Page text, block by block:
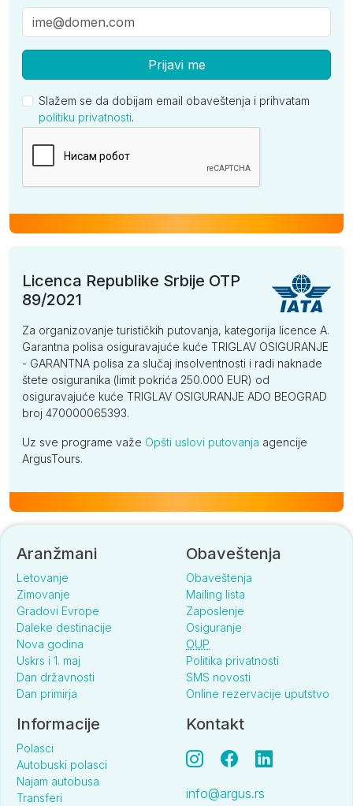
Prijavi me
Slažem se da dobijam email obaveštenja i prihvatam
politiku privatnosti.
Licenca Republike Srbije OTP
89/2021
Za organizovanje turističkih putovanja, kategorija licence A.
Garantna polisa osiguravajuće kuće TRIGLAV OSIGURANJE
- GARANTNA polisa za slučaj insolventnosti i radi naknade
štete osiguranika (limit pokrića 250.000 EUR) od
osiguravajuće kuće TRIGLAV OSIGURANJE ADO BEOGRAD
broj 470000065393.
Uz sve programe važe Opšti uslovi putovanja agencije
ArgusTours.
Aranžmani
Letovanje
Zimovanje
Gradovi Evrope
Daleke destinacije
Nova godina
Uskrs i 1. maj
Dan državnosti
Dan primirja
Obaveštenja
Obaveštenja
Mailing lista
Zaposlenje
Osiguranje
OUP
Politika privatnosti
SMS novosti
Online rezervacije uputstvo
Informacije
Polasci
Autobuski polasci
Najam autobusa
Transferi
Kontakt
info@argus.rs